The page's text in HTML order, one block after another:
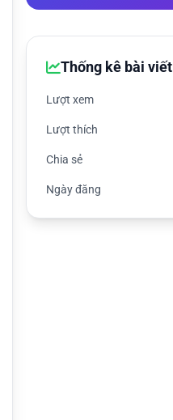
Thống kê bài viết
Lượt xem
Lượt thích
Chia sẻ
Ngày đăng